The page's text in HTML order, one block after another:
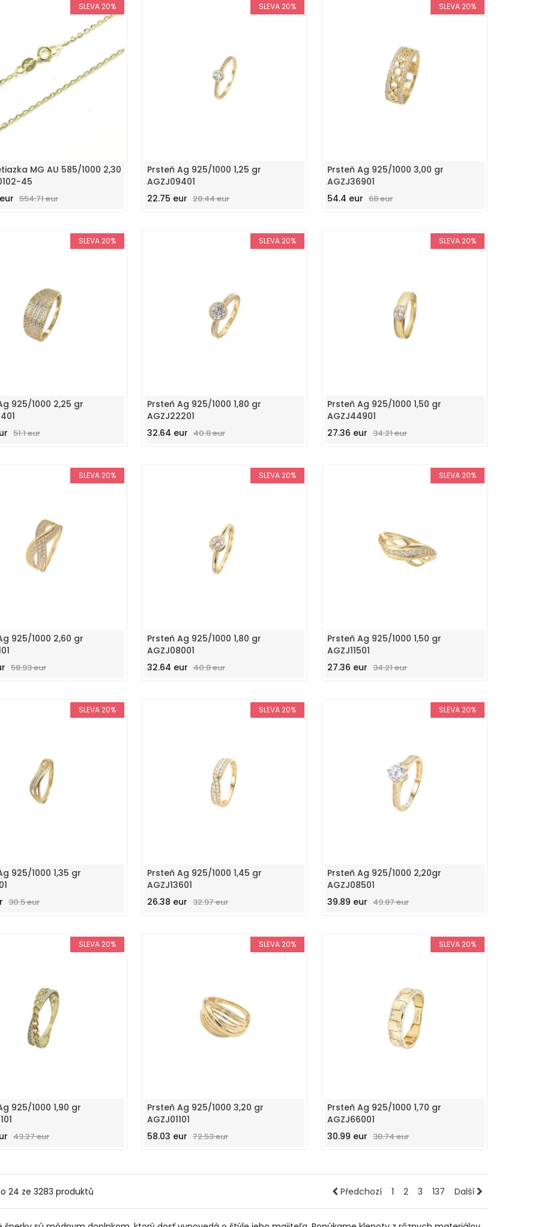
SLEVA 20%
MG AU 585/1000 2,30
45
554.71 eur
SLEVA 20%
Prsteň Ag 925/1000 1,25 gr
AGZJ09401
22.75 eur 28.44 eur
SLEVA 20%
Prsteň Ag 925/1000 3,00 gr
AGZJ36901
54.4 eur 68 eur
SLEVA 20%
925/1000 2,25 gr
51.1 eur
SLEVA 20%
Prsteň Ag 925/1000 1,80 gr
AGZJ22201
32.64 eur 40.8 eur
SLEVA 20%
Prsteň Ag 925/1000 1,50 gr
AGZJ44901
27.36 eur 34.21 eur
SLEVA 20%
925/1000 2,60 gr
58.93 eur
SLEVA 20%
Prsteň Ag 925/1000 1,80 gr
AGZJ08001
32.64 eur 40.8 eur
SLEVA 20%
Prsteň Ag 925/1000 1,50 gr
AGZJ11501
27.36 eur 34.21 eur
SLEVA 20%
925/1000 1,35 gr
30.5 eur
SLEVA 20%
Prsteň Ag 925/1000 1,45 gr
AGZJ13601
26.38 eur 32.97 eur
SLEVA 20%
Prsteň Ag 925/1000 2,20gr
AGZJ08501
39.89 eur 49.87 eur
SLEVA 20%
925/1000 1,90 gr
43.27 eur
SLEVA 20%
Prsteň Ag 925/1000 3,20 gr
AGZJ01101
58.03 eur 72.53 eur
SLEVA 20%
Prsteň Ag 925/1000 1,70 gr
AGZJ66001
30.99 eur 38.74 eur
24 ze 3283 produktů Předchozí 1 2 3 137 Další